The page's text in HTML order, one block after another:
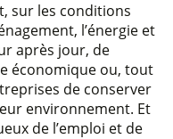
sur les conditions
l’énergie et
après jour, de
économique ou, tout
de conserver
environnement. Et
de l’emploi et de